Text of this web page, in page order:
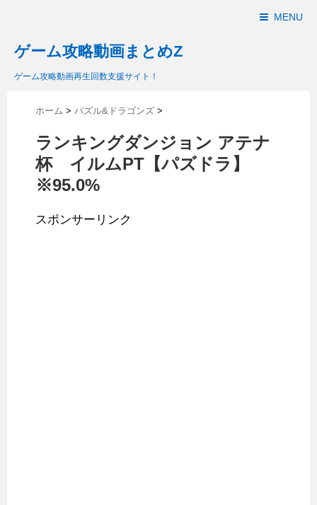
MENU
ゲーム攻略動画まとめZ
ゲーム攻略動画再生回数支援サイト！
ホーム > パズル&ドラゴンズ >
ランキングダンジョン アテナ
杯 イルムPT【パズドラ】
※95.0%
スポンサーリンク